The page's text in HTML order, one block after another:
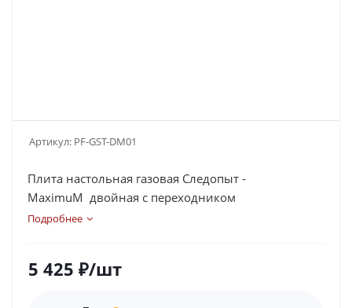
Артикул: PF-GST-DM01
Плита настольная газовая Следопыт -
MaximuM двойная с переходником
Подробнее
5 425 ₽/шт